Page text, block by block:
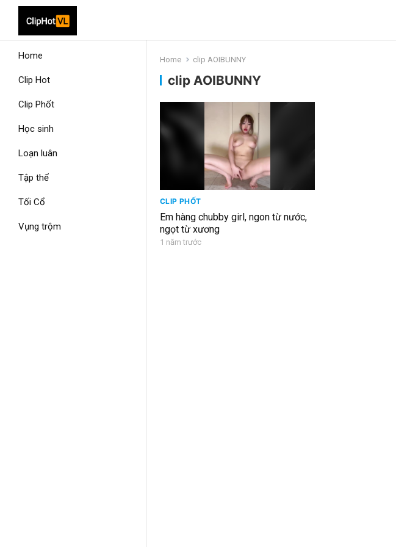
Home
Clip Hot
Clip Phốt
Học sinh
Loạn luân
Tập thể
Tối Cổ
Vụng trộm
Home clip AOIBUNNY
clip AOIBUNNY
CLIP PHỐT
Em hàng chubby girl, ngon từ nước,
ngọt từ xương
1 năm trước